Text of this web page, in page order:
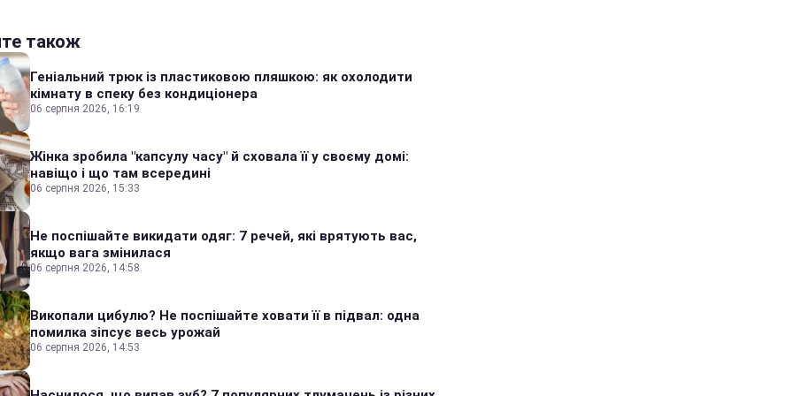
також
Геніальний трюк із пластиковою пляшкою: як охолодити
кімнату в спеку без кондиціонера
06 серпня 2026, 16:19
Жінка зробила "капсулу часу" й сховала її у своєму домі:
навіщо і що там всередині
06 серпня 2026, 15:33
Не поспішайте викидати одяг: 7 речей, які врятують вас,
якщо вага змінилася
06 серпня 2026, 14:58
Викопали цибулю? Не поспішайте ховати її в підвал: одна
помилка зіпсує весь урожай
06 серпня 2026, 14:53